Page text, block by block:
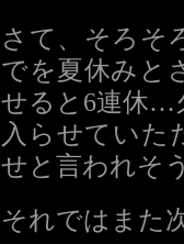
さて、そろそ
でを夏休みと
せると6連休…
入らせていた
せと言われそ
それではま